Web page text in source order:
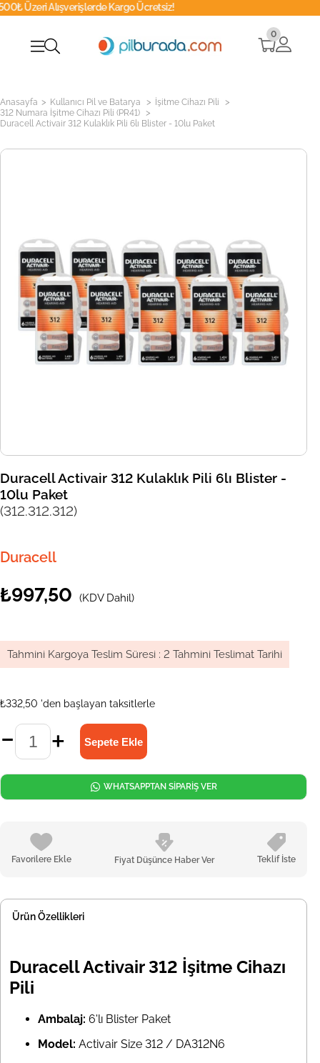
Kargo Ücretsiz!
0
Anasayfa > Kullanıcı Pil ve Batarya > İşitme Cihazı Pili >
312 Numara İşitme Cihazı Pili (PR41) >
Duracell Activair 312 Kulaklık Pili 6lı Blister - 10lu Paket
Duracell Activair 312 Kulaklık Pili 6lı Blister -
10lu Paket
(312.312.312)
Duracell
₺997,50 (KDV Dahil)
Tahmini Kargoya Teslim Süresi : 2 Tahmini Teslimat Tarihi
₺332,50 'den başlayan taksitlerle
Favorilere Ekle Fiyat Düşünce Haber Ver Teklif İste
WHATSAPPTAN SİPARİŞ VER
Ürün Özellikleri
Duracell Activair 312 İşitme Cihazı
Pili
Ambalaj: 6'lı Blister Paket
Model: Activair Size 312 / DA312N6